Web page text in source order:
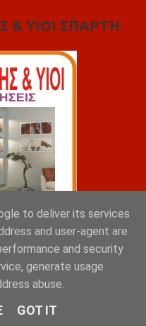
& YIOI ΣΠΑΡΤΗ
to deliver its services
and user-agent are
and security
generate usage
abuse.
GOT IT